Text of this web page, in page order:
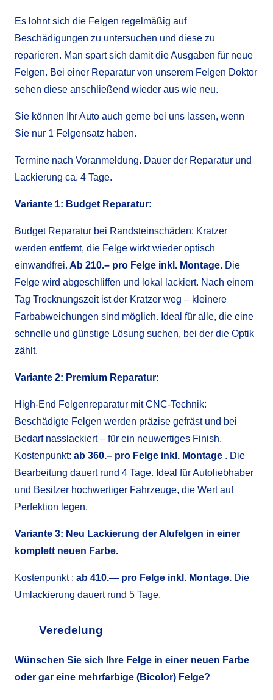
Es lohnt sich die Felgen regelmäßig auf
Beschädigungen zu untersuchen und diese zu
reparieren. Man spart sich damit die Ausgaben für neue
Felgen. Bei einer Reparatur von unserem Felgen Doktor
sehen diese anschließend wieder aus wie neu.
Sie können Ihr Auto auch gerne bei uns lassen, wenn
Sie nur 1 Felgensatz haben.
Termine nach Voranmeldung. Dauer der Reparatur und
Lackierung ca. 4 Tage.
Variante 1: Budget Reparatur:
Budget Reparatur bei Randsteinschäden: Kratzer
werden entfernt, die Felge wirkt wieder optisch
einwandfrei. Ab 210.– pro Felge inkl. Montage. Die
Felge wird abgeschliffen und lokal lackiert. Nach einem
Tag Trocknungszeit ist der Kratzer weg – kleinere
Farbabweichungen sind möglich. Ideal für alle, die eine
schnelle und günstige Lösung suchen, bei der die Optik
zählt.
Variante 2: Premium Reparatur:
High-End Felgenreparatur mit CNC-Technik:
Beschädigte Felgen werden präzise gefräst und bei
Bedarf nasslackiert – für ein neuwertiges Finish.
Kostenpunkt: ab 360.– pro Felge inkl. Montage . Die
Bearbeitung dauert rund 4 Tage. Ideal für Autoliebhaber
und Besitzer hochwertiger Fahrzeuge, die Wert auf
Perfektion legen.
Variante 3: Neu Lackierung der Alufelgen in einer
komplett neuen Farbe.
Kostenpunkt : ab 410.— pro Felge inkl. Montage. Die
Umlackierung dauert rund 5 Tage.
Veredelung
Wünschen Sie sich Ihre Felge in einer neuen Farbe
oder gar eine mehrfarbige (Bicolor) Felge?